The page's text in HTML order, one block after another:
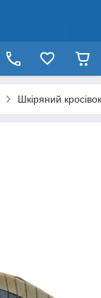
Шкіряний